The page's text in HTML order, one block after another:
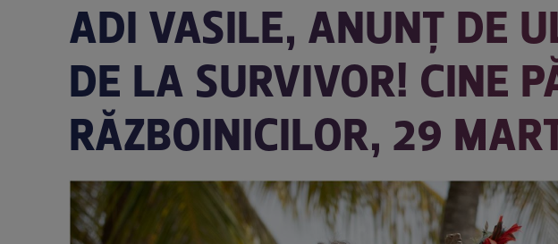
ADI VASILE, ANUNȚ DE
DE LA SURVIVOR! CINE
RĂZBOINICILOR, 29